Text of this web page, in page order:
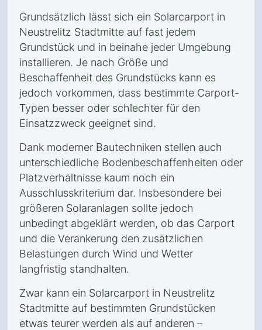
Grundsätzlich lässt sich ein Solarcarport in
Neustrelitz Stadtmitte auf fast jedem
Grundstück und in beinahe jeder Umgebung
installieren. Je nach Größe und
Beschaffenheit des Grundstücks kann es
jedoch vorkommen, dass bestimmte Carport-
Typen besser oder schlechter für den
Einsatzzweck geeignet sind.
Dank moderner Bautechniken stellen auch
unterschiedliche Bodenbeschaffenheiten oder
Platzverhältnisse kaum noch ein
Ausschlusskriterium dar. Insbesondere bei
größeren Solaranlagen sollte jedoch
unbedingt abgeklärt werden, ob das Carport
und die Verankerung den zusätzlichen
Belastungen durch Wind und Wetter
langfristig standhalten.
Zwar kann ein Solarcarport in Neustrelitz
Stadtmitte auf bestimmten Grundstücken
etwas teurer werden als auf anderen –